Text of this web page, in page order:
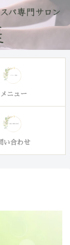
メニュー
い合わせ